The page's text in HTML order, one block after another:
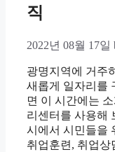
직
2022년 08월 17일
광명지역에 거주
새롭게 일자리를
면 이 시간에는
리센터를 사용해
시에서 시민들을
취업훈련, 취업상